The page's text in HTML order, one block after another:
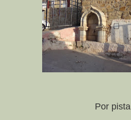
Por pista